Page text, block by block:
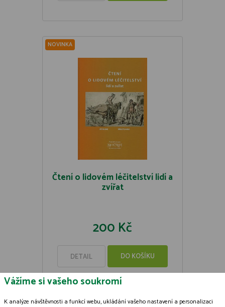
NOVINKA
Čtení o lidovém léčitelství lidí a
zvířat
200 Kč
DETAIL DO KOŠÍKU
Vážíme si vašeho soukromí
K analýze návštěvnosti a funkcí webu, ukládání vašeho nastavení a personalizaci